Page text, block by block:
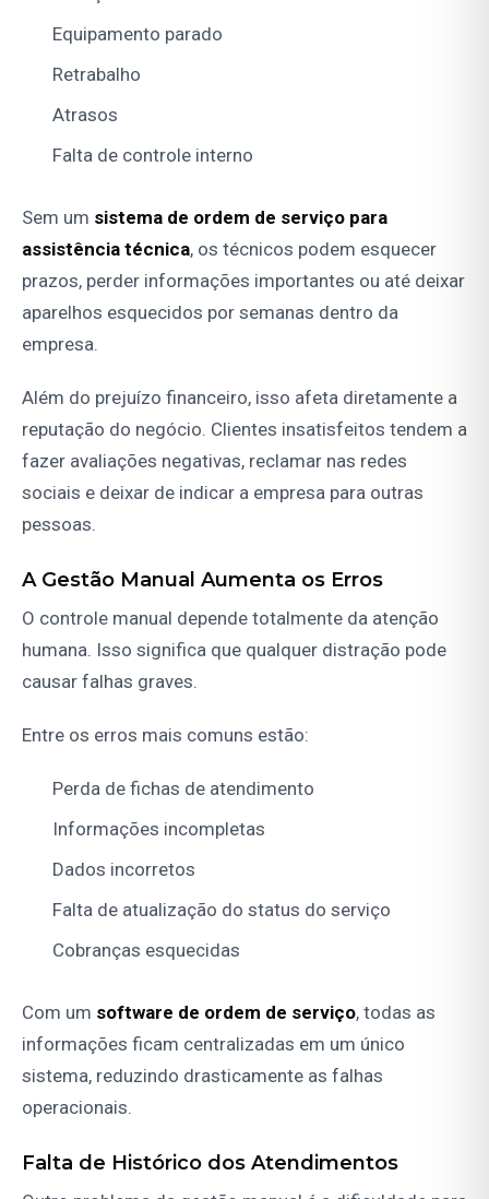
Equipamento parado
Retrabalho
Atrasos
Falta de controle interno
Sem um sistema de ordem de serviço para
assistência técnica, os técnicos podem esquecer
prazos, perder informações importantes ou até deixar
aparelhos esquecidos por semanas dentro da
empresa.
Além do prejuízo financeiro, isso afeta diretamente a
reputação do negócio. Clientes insatisfeitos tendem a
fazer avaliações negativas, reclamar nas redes
sociais e deixar de indicar a empresa para outras
pessoas.
A Gestão Manual Aumenta os Erros
O controle manual depende totalmente da atenção
humana. Isso significa que qualquer distração pode
causar falhas graves.
Entre os erros mais comuns estão:
Perda de fichas de atendimento
Informações incompletas
Dados incorretos
Falta de atualização do status do serviço
Cobranças esquecidas
Com um software de ordem de serviço, todas as
informações ficam centralizadas em um único
sistema, reduzindo drasticamente as falhas
operacionais.
Falta de Histórico dos Atendimentos